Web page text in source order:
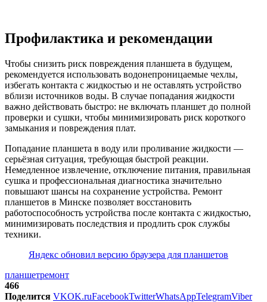
Профилактика и рекомендации
Чтобы снизить риск повреждения планшета в будущем,
рекомендуется использовать водонепроницаемые чехлы,
избегать контакта с жидкостью и не оставлять устройство
вблизи источников воды. В случае попадания жидкости
важно действовать быстро: не включать планшет до полной
проверки и сушки, чтобы минимизировать риск короткого
замыкания и повреждения плат.
Попадание планшета в воду или проливание жидкости —
серьёзная ситуация, требующая быстрой реакции.
Немедленное извлечение, отключение питания, правильная
сушка и профессиональная диагностика значительно
повышают шансы на сохранение устройства. Ремонт
планшетов в Минске позволяет восстановить
работоспособность устройства после контакта с жидкостью,
минимизировать последствия и продлить срок службы
техники.
Яндекс обновил версию браузера для планшетов
планшетремонт
466
Поделится VKOK.ruFacebookTwitterWhatsAppTelegramViber